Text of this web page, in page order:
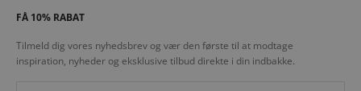
FÅ 10% RABAT
Tilmeld dig vores nyhedsbrev og vær den første til at modtage
inspiration, nyheder og eksklusive tilbud direkte i din indbakke.